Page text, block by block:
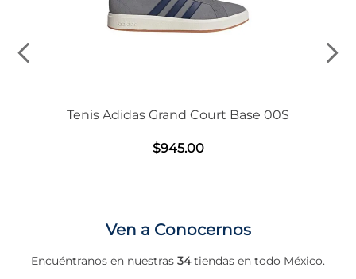
Tenis Adidas Grand Court Base 00S
$945.00
Ven a Conocernos
Encuéntranos en nuestras 34tiendas en todo México.